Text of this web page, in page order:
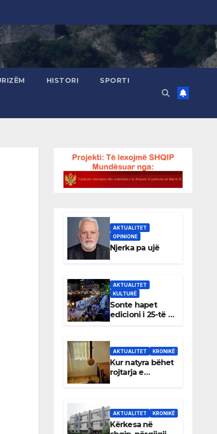
HISTORI SPORTI
AKTUALITET
OPINIONE
Njerka pa ujë
AKTUALITET
KULTURË
Sonte hapet
edicioni i 25-të i
Panairit të Librit
AKTUALITET KRONIKË
Kur natyra bëhet
rojtarja e
dhomës së
AKTUALITET KRONIKË
Kërkesa në